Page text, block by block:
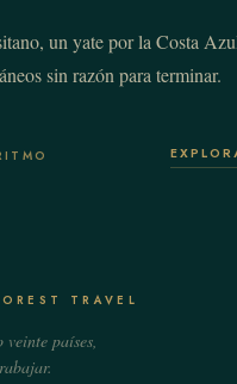
un yate por la Costa
sin razón para terminar.
TRAVEL
países,